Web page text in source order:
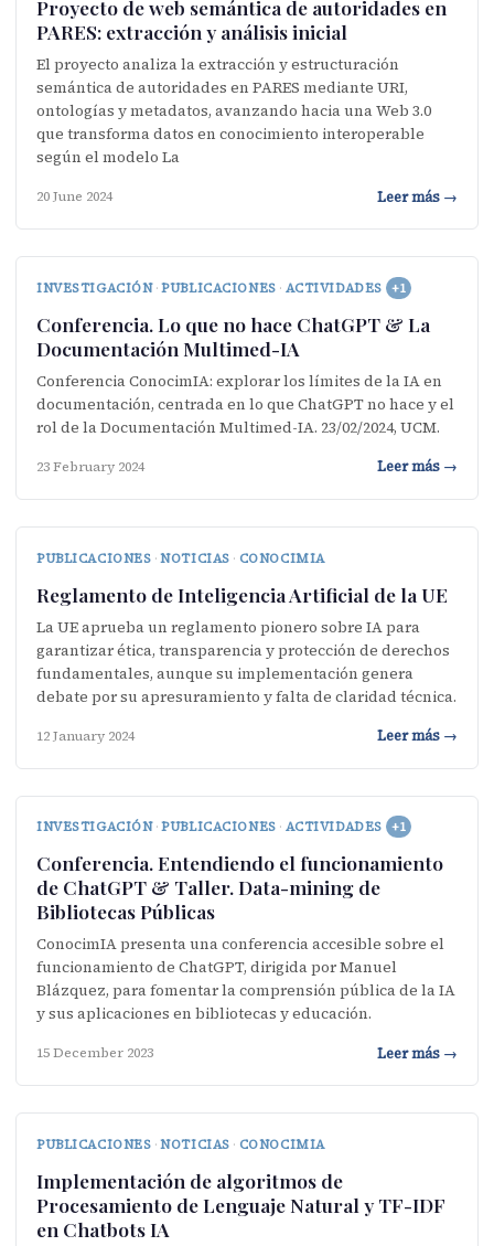
Proyecto de web semántica de autoridades en
PARES: extracción y análisis inicial
El proyecto analiza la extracción y estructuración
semántica de autoridades en PARES mediante URI,
ontologías y metadatos, avanzando hacia una Web 3.0
que transforma datos en conocimiento interoperable
según el modelo La
20 June 2024 Leer más →
INVESTIGACIÓN · PUBLICACIONES · ACTIVIDADES +1
Conferencia. Lo que no hace ChatGPT & La
Documentación Multimed-IA
Conferencia ConocimIA: explorar los límites de la IA en
documentación, centrada en lo que ChatGPT no hace y el
rol de la Documentación Multimed-IA. 23/02/2024, UCM.
23 February 2024 Leer más →
PUBLICACIONES · NOTICIAS · CONOCIMIA
Reglamento de Inteligencia Artificial de la UE
La UE aprueba un reglamento pionero sobre IA para
garantizar ética, transparencia y protección de derechos
fundamentales, aunque su implementación genera
debate por su apresuramiento y falta de claridad técnica.
12 January 2024 Leer más →
INVESTIGACIÓN · PUBLICACIONES · ACTIVIDADES +1
Conferencia. Entendiendo el funcionamiento
de ChatGPT & Taller. Data-mining de
Bibliotecas Públicas
ConocimIA presenta una conferencia accesible sobre el
funcionamiento de ChatGPT, dirigida por Manuel
Blázquez, para fomentar la comprensión pública de la IA
y sus aplicaciones en bibliotecas y educación.
15 December 2023 Leer más →
PUBLICACIONES · NOTICIAS · CONOCIMIA
Implementación de algoritmos de
Procesamiento de Lenguaje Natural y TF-IDF
en Chatbots IA